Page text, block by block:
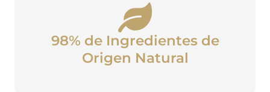
98% de Ingredientes de
Origen Natural